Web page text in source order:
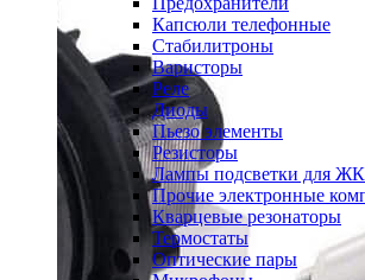
Капсюли телефонные
Стабилитроны
Варисторы
Реле
Диоды
Пьезо элементы
Резисторы
Лампы подсветки для
Прочие электронные
Кварцевые резонаторы
Термостаты
Оптические пары